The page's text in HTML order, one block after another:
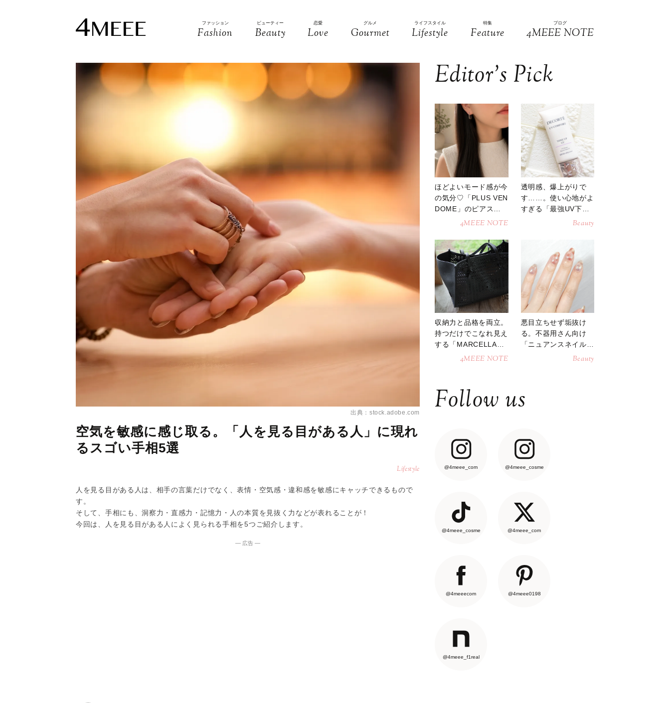
ファッション
Fashion
ビューティー
Beauty
恋愛
Love
グルメ
Gourmet
ライフスタイル
Lifestyle
特集
Feature
ブログ
4MEEE NOTE
出典：stock.adobe.com
空気を敏感に感じ取る。「人を見る目がある人」に現れ
るスゴい手相5選
Lifestyle
人を見る目がある人は、相手の言葉だけでなく、表情・空気感・違和感を敏感にキャッチできるもので
す。
そして、手相にも、洞察力・直感力・記憶力・人の本質を見抜く力などが表れることが！
今回は、人を見る目がある人によく見られる手相を5つご紹介します。
― 広告 ―
Editor’s Pick
ほどよいモード感が今
の気分♡「PLUS VEN
DOME」のピアスが
4MEEE NOTE
透明感、爆上がりで
す……。使い心地がよ
すぎる「最強UV下
Beauty
収納力と品格を両立。
持つだけでこなれ見え
する「MARCELLAト
ートバッグ」4MEEE NOTE
悪目立ちせず垢抜け
る。不器用さん向け
「ニュアンスネイル」
Beauty
Follow us
@4meee_com @4meee_cosme
@4meee_cosme @4meee_com
@4meeecom @4meee0198
@4meee_f1real